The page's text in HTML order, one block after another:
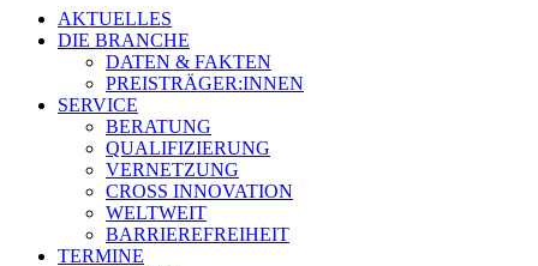
AKTUELLES
DIE BRANCHE
DATEN & FAKTEN
PREISTRÄGER:INNEN
SERVICE
BERATUNG
QUALIFIZIERUNG
VERNETZUNG
CROSS INNOVATION
WELTWEIT
BARRIEREFREIHEIT
TERMINE